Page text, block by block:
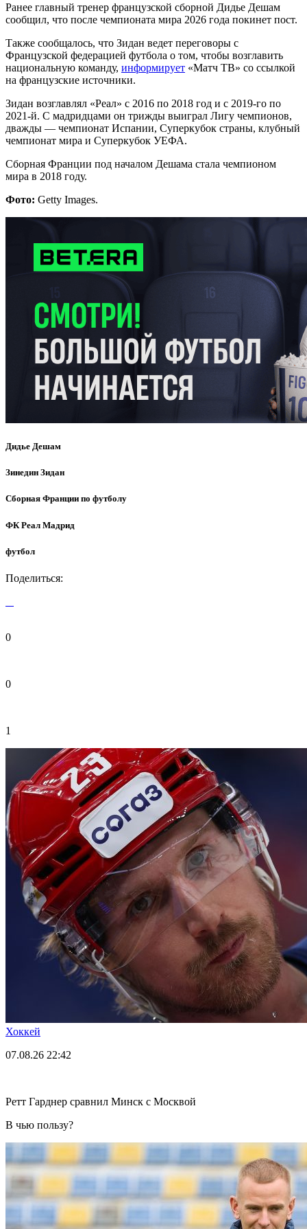
Ранее главный тренер французской сборной Дидье Дешам
сообщил, что после чемпионата мира 2026 года покинет пост.
Также сообщалось, что Зидан ведет переговоры с
Французской федерацией футбола о том, чтобы возглавить
национальную команду, информирует «Матч ТВ» со ссылкой
на французские источники.
Зидан возглавлял «Реал» с 2016 по 2018 год и с 2019‑го по
2021‑й. С мадридцами он трижды выиграл Лигу чемпионов,
дважды — чемпионат Испании, Суперкубок страны, клубный
чемпионат мира и Суперкубок УЕФА.
Сборная Франции под началом Дешама стала чемпионом
мира в 2018 году.
Фото: Getty Images.
Дидье Дешам
Зинедин Зидан
Сборная Франции по футболу
ФК Реал Мадрид
футбол
Поделиться:
0
0
1
Хоккей
07.08.26 22:42
Ретт Гарднер сравнил Минск с Москвой
В чью пользу?